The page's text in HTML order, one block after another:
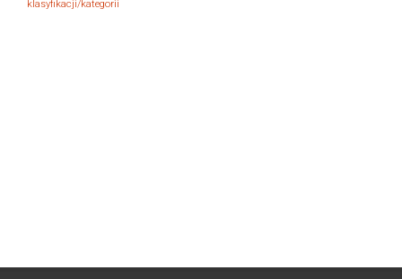
klasyfikacji/kategorii